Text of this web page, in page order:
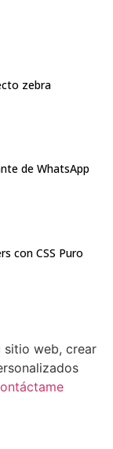
zebra
de WhatsApp
con CSS Puro
sitio web, crear